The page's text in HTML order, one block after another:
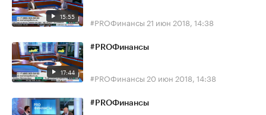
15:55 #PROФинансы 21 июн 2018, 14:38
17:44
#PROФинансы
#PROФинансы 20 июн 2018, 14:38
#PROФинансы